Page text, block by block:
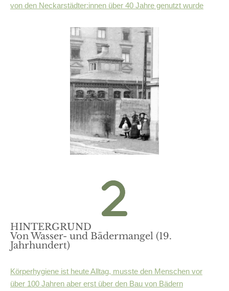
von den Neckarstädter:innen über 40 Jahre genutzt wurde
HINTERGRUND
Von Wasser- und Bädermangel (19.
Jahrhundert)
Körperhygiene ist heute Alltag, musste den Menschen vor
über 100 Jahren aber erst über den Bau von Bädern